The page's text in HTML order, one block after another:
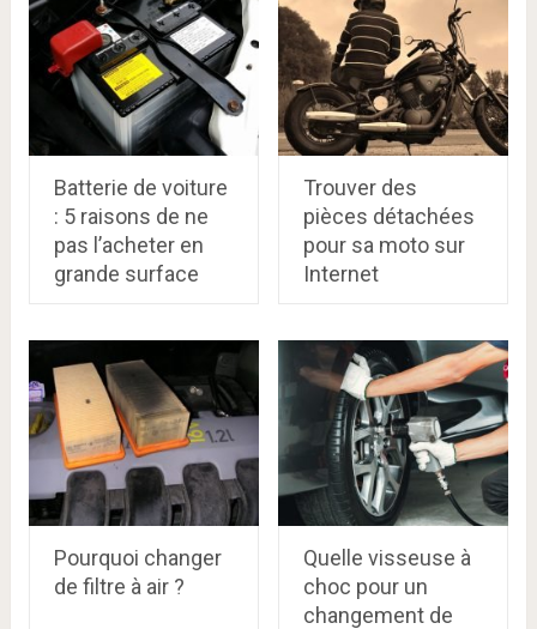
Batterie de voiture
: 5 raisons de ne
pas l’acheter en
grande surface
Trouver des
pièces détachées
pour sa moto sur
Internet
Pourquoi changer
de filtre à air ?
Quelle visseuse à
choc pour un
changement de